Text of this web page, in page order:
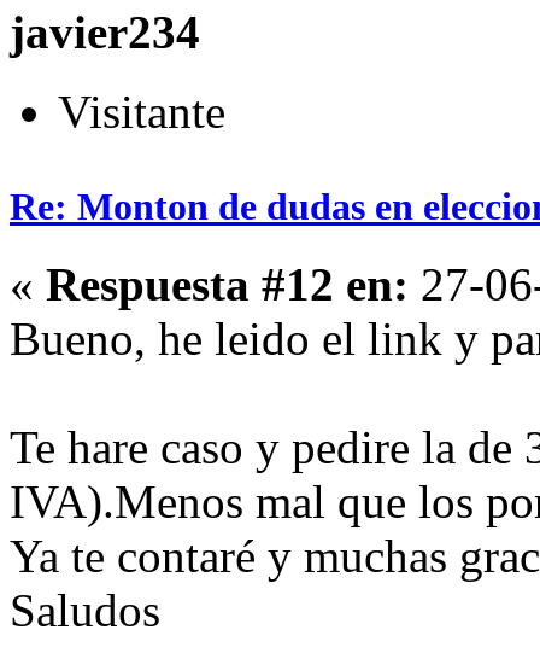
javier234
Visitante
Re: Monton de dudas en
« Respuesta #12 en: 27-
Bueno, he leido el link y
Te hare caso y pedire la de
IVA).Menos mal que los
Ya te contaré y muchas
Saludos